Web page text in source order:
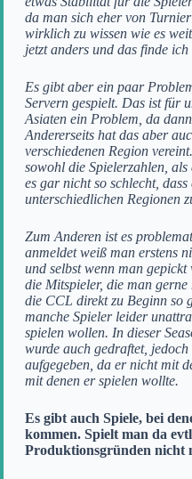
da man sich eher von
wirklich zu wissen wie es
jetzt anders und das finde
Es gibt aber ein paar
Servern gespielt. Das ist für
Asiaten ein Problem, da
Andererseits hat das aber
verschiedenen Region
sowohl die Spielerzahlen,
es gar nicht so schlecht,
unterschiedlichen Regionen
Zum Anderen ist es
anmeldet weiß man erstens
und selbst wenn man
die Mitspieler, die man
die CCL direkt zu Beginn so
manche Spieler leider
spielen wollen. In dieser
wurde auch gedraftet,
aufgegeben, da er nicht mit
mit denen er spielen wollte.
Es gibt auch Spiele, bei
kommen. Spielt man da
Produktionsgründen nicht